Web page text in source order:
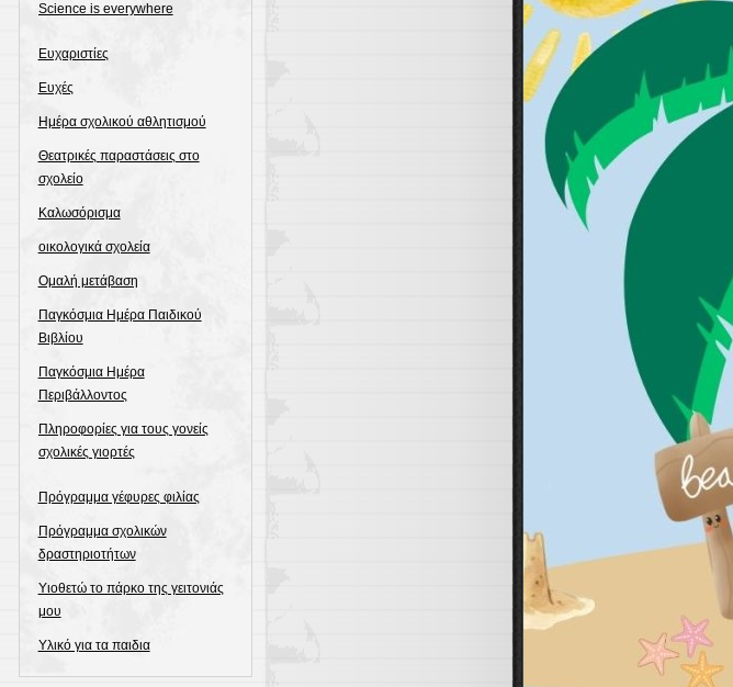
Science is everywhere
Ευχαριστίες
Ευχές
Ημέρα σχολικού αθλητισμού
Θεατρικές παραστάσεις στο
σχολείο
Καλωσόρισμα
οικολογικά σχολεία
Ομαλή μετάβαση
Παγκόσμια Ημέρα Παιδικού
Βιβλίου
Παγκόσμια Ημέρα
Περιβάλλοντος
Πληροφορίες για τους γονείς
σχολικές γιορτές
Πρόγραμμα γέφυρες φιλίας
Πρόγραμμα σχολικών
δραστηριοτήτων
Υιοθετώ το πάρκο της γειτονιάς
μου
Υλικό για τα παιδια